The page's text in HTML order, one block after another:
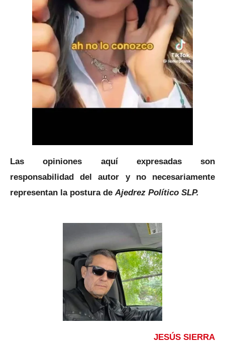
Las opiniones aquí expresadas son
responsabilidad del autor y no necesariamente
representan la postura deAjedrez Político SLP.
JESÚS SIERRA